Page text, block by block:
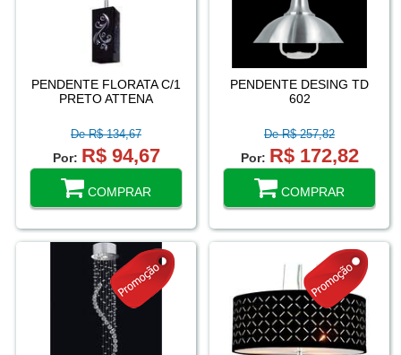
PENDENTE FLORATA C/1
PRETO ATTENA
De R$ 134,67
Por: R$ 94,67
COMPRAR
PENDENTE DESING TD
602
De R$ 257,82
Por: R$ 172,82
COMPRAR